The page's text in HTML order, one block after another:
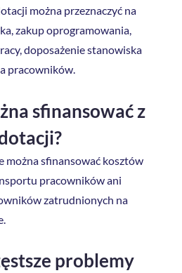
można przeznaczyć na
zakup oprogramowania,
doposażenie stanowiska
pracowników.
sfinansować z
można sfinansować kosztów
pracowników ani
zatrudnionych na
problemy